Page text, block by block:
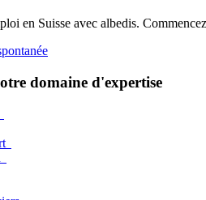
en Suisse avec albedis.
domaine d'expertise